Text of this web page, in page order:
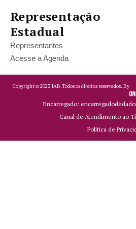
Representação
Estadual
Representantes
Acesse a Agenda
Copyright ©2023 IAB.Todos os direitos reservados. By
Encarregado:
Canal de Atendimento ao
Política de